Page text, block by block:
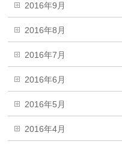
2016年9月
2016年8月
2016年7月
2016年6月
2016年5月
2016年4月